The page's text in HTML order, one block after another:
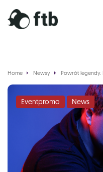
Home Newsy Powrót legendy.
Eventpromo News